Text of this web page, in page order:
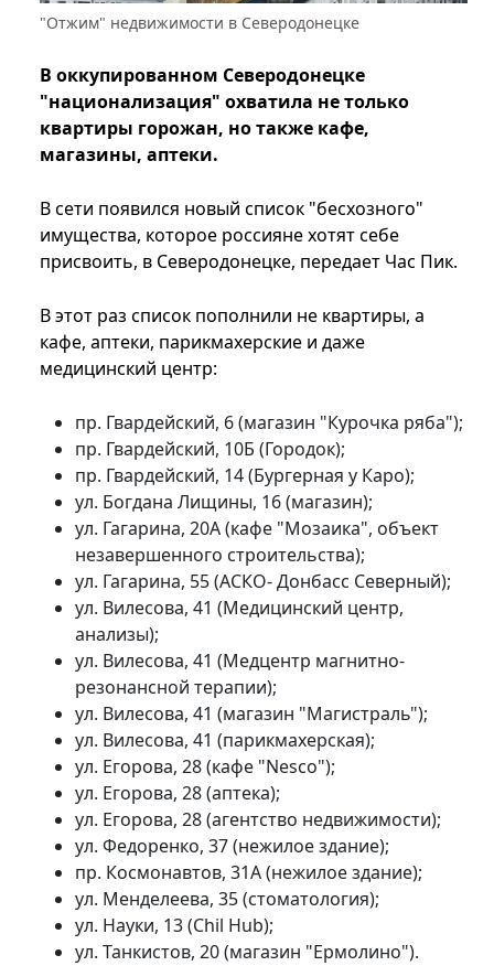
"Отжим" недвижимости в Северодонецке
В оккупированном Северодонецке
"национализация" охватила не только
квартиры горожан, но также кафе,
магазины, аптеки.
В сети появился новый список "бесхозного"
имущества, которое россияне хотят себе
присвоить, в Северодонецке, передает Час Пик.
В этот раз список пополнили не квартиры, а
кафе, аптеки, парикмахерские и даже
медицинский центр:
пр. Гвардейский, 6 (магазин "Курочка ряба");
пр. Гвардейский, 10Б (Городок);
пр. Гвардейский, 14 (Бургерная у Каро);
ул. Богдана Лищины, 16 (магазин);
ул. Гагарина, 20А (кафе "Мозаика", объект
незавершенного строительства);
ул. Гагарина, 55 (АСКО- Донбасс Северный);
ул. Вилесова, 41 (Медицинский центр,
анализы);
ул. Вилесова, 41 (Медцентр магнитно-
резонансной терапии);
ул. Вилесова, 41 (магазин "Магистраль");
ул. Вилесова, 41 (парикмахерская);
ул. Егорова, 28 (кафе "Nesco");
ул. Егорова, 28 (аптека);
ул. Егорова, 28 (агентство недвижимости);
ул. Федоренко, 37 (нежилое здание);
пр. Космонавтов, 31А (нежилое здание);
ул. Менделеева, 35 (стоматология);
ул. Науки, 13 (Chil Hub);
ул. Танкистов, 20 (магазин "Ермолино").